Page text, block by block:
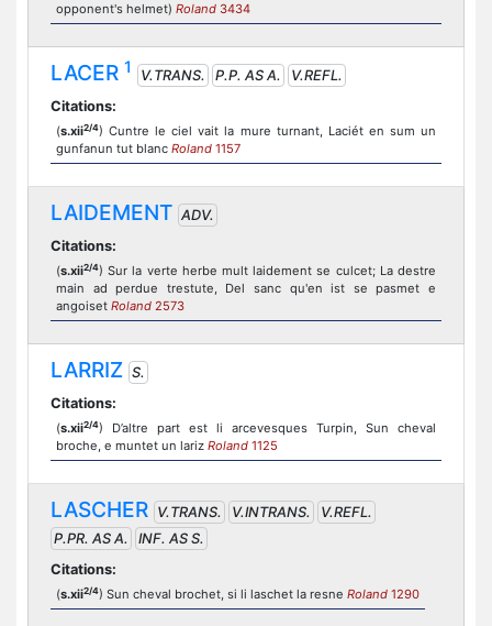
opponent's helmet) Roland 3434
LACER 1 V.TRANS. P.P. AS A.
V.REFL.
Citations:
(s.xii2/4) Cuntre le ciel vait la mure turnant, Laciét en sum un
gunfanun tut blanc Roland 1157
LAIDEMENT ADV.
Citations:
(s.xii2/4) Sur la verte herbe mult laidement se culcet; La destre
main ad perdue trestute, Del sanc qu'en ist se pasmet e
angoiset Roland 2573
LARRIZ S.
Citations:
(s.xii2/4) D’altre part est li arcevesques Turpin, Sun cheval
broche, e muntet un lariz Roland 1125
LASCHER V.TRANS. V.INTRANS.
V.REFL.
P.PR. AS A.
INF. AS S.
Citations:
(s.xii2/4) Sun cheval brochet, si li laschet la resne Roland 1290